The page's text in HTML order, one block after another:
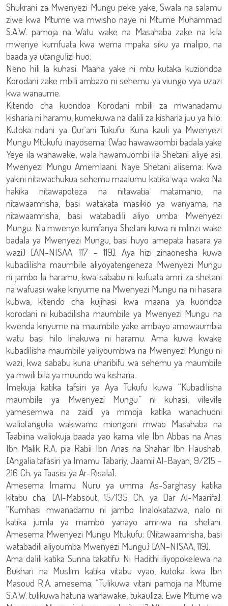
Shukrani za Mwenyezi Mungu peke yake, Swala na salamu
ziwe kwa Mtume wa mwisho naye ni Mtume Muhammad
S.A.W. pamoja na Watu wake na Masahaba zake na kila
mwenye kumfuata kwa wema mpaka siku ya malipo, na
baada ya utangulizi huo:
Neno hili la kuhasi: Maana yake ni mtu kutaka kuziondoa
Korodani zake mbili ambazo ni sehemu ya viungo vya uzazi
kwa wanaume.
Kitendo cha kuondoa Korodani mbili za mwanadamu
kisharia ni haramu, kumekuwa na dalili za kisharia juu ya hilo:
Kutoka ndani ya Qur`ani Tukufu: Kuna kauli ya Mwenyezi
Mungu Mtukufu inayosema: {Wao hawawaombi badala yake
Yeye ila wanawake, wala hawamuombi ila Shetani aliye asi.
Mwenyezi Mungu Amemlaani. Naye Shetani alisema: Kwa
yakini nitawachukua sehemu maalumu katika waja wako Na
hakika nitawapoteza na nitawatia matamanio, na
nitawaamrisha, basi watakata masikio ya wanyama, na
nitawaamrisha, basi watabadili aliyo umba Mwenyezi
Mungu. Na mwenye kumfanya Shetani kuwa ni mlinzi wake
badala ya Mwenyezi Mungu, basi huyo amepata hasara ya
wazi} [AN-NISAA: 117 – 119]. Aya hizi zinaonesha kuwa
kubadilisha maumbile aliyoyatengeneza Mwenyezi Mungu
ni jambo la haramu, kwa sababu ni kufuata amri za shetani
na wafuasi wake kinyume na Mwenyezi Mungu na ni hasara
kubwa, kitendo cha kujihasi kwa maana ya kuondoa
korodani ni kubadilisha maumbile ya Mwenyezi Mungu na
kwenda kinyume na maumbile yake ambayo amewaumbia
watu basi hilo linakuwa ni haramu. Ama kuwa kwake
kubadilisha maumbile yaliyoumbwa na Mwenyezi Mungu ni
wazi, kwa sababu kuna uharibifu wa sehemu ya maumbile
ya mwili bila ya muundo wa kisharia.
Imekuja katika tafsiri ya Aya Tukufu kuwa “Kubadilisha
maumbile ya Mwenyezi Mungu” ni kuhasi, vilevile
yamesemwa na zaidi ya mmoja katika wanachuoni
waliotangulia wakiwamo miongoni mwao Masahaba na
Taabiina waliokuja baada yao kama vile Ibn Abbas na Anas
Ibn Malik R.A. pia Rabii Ibn Anas na Shahar Ibn Haushab.
[Angalia tafasiri ya Imamu Tabariy, Jaamii Al-Bayan, 9/215 –
216 Ch. ya Taasisi ya Ar-Risala].
Amesema Imamu Nuru ya umma As-Sarghasy katika
kitabu cha: [Al-Mabsout, 15/135 Ch. ya Dar Al-Maarifa]:
“Kumhasi mwanadamu ni jambo linalokatazwa, nalo ni
katika jumla ya mambo yanayo amriwa na shetani.
Amesema Mwenyezi Mungu Mtukufu: {Nitawaamrisha, basi
watabadili aliyoumba Mwenyezi Mungu} [AN-NISAA, 119].
Ama dalili katika Sunna takatifu: Ni Hadithi iliyopokelewa na
Bukhari na Muslim katika vitabu vyao, kutoka kwa Ibn
Masoud R.A. amesema: “Tulikuwa vitani pamoja na Mtume
S.A.W. tulikuwa hatuna wanawake, tukauliza: Ewe Mtume wa